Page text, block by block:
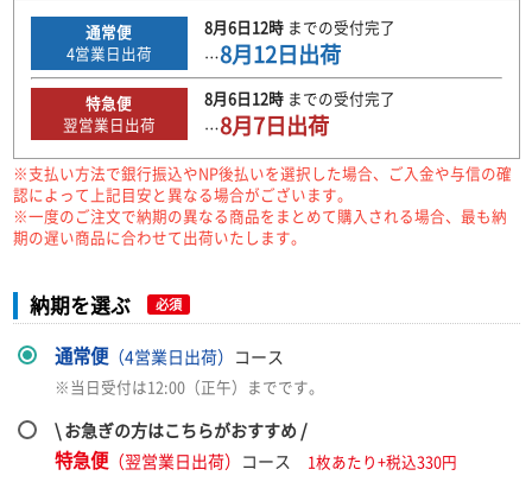
通常便
4営業日出荷
8月6日12時までの受付完了
…8月12日出荷
特急便
翌営業日出荷
8月6日12時までの受付完了
…8月7日出荷
※支払い方法で銀行振込やNP後払いを選択した場合、ご入金や与信の確
認によって上記目安と異なる場合がございます。
※一度のご注文で納期の異なる商品をまとめて購入される場合、最も納
期の遅い商品に合わせて出荷いたします。
納期を選ぶ 必須
通常便（4営業日出荷） コース
※当日受付は12:00（正午）までです。
\ お急ぎの方はこちらがおすすめ /
特急便（翌営業日出荷） コース
1枚あたり+税込330円